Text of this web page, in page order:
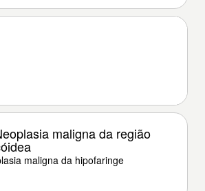
maligna da região
maligna da hipofaringe